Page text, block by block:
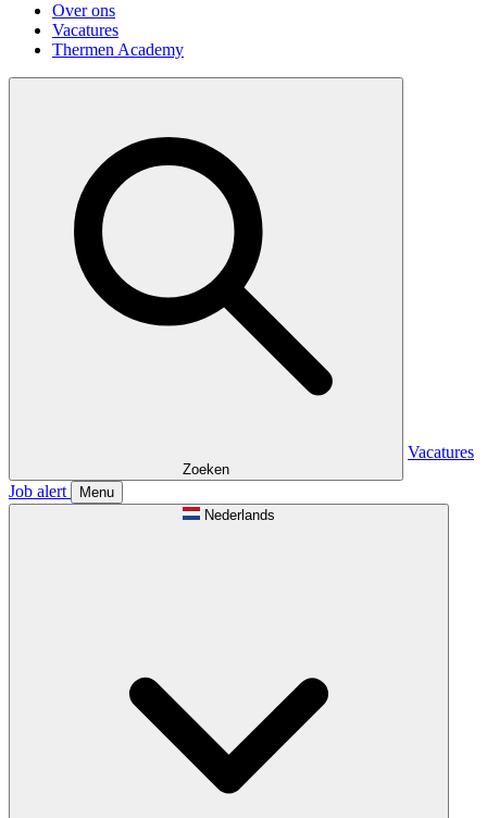
Over ons
Vacatures
Thermen Academy
Zoeken
Vacatures
Job alert
Menu
Nederlands